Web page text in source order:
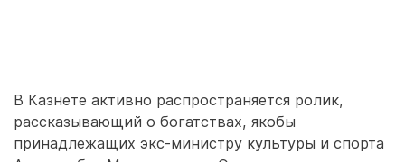
В Казнете активно распространяется ролик,
рассказывающий о богатствах, якобы
принадлежащих экс-министру культуры и спорта